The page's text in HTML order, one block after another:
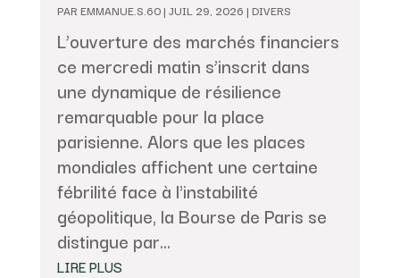
PAR EMMANUE.S.60| JUIL 29, 2026 | DIVERS
L’ouverture des marchés financiers
ce mercredi matin s’inscrit dans
une dynamique de résilience
remarquable pour la place
parisienne. Alors que les places
mondiales affichent une certaine
fébrilité face à l'instabilité
géopolitique, la Bourse de Paris se
distingue par...
LIRE PLUS